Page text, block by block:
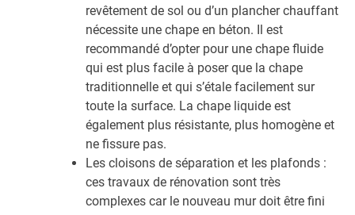
revêtement de sol ou d’un plancher chauffant
nécessite une chape en béton. Il est
recommandé d’opter pour une chape fluide
qui est plus facile à poser que la chape
traditionnelle et qui s’étale facilement sur
toute la surface. La chape liquide est
également plus résistante, plus homogène et
ne fissure pas.
Les cloisons de séparation et les plafonds :
ces travaux de rénovation sont très
complexes car le nouveau mur doit être fini